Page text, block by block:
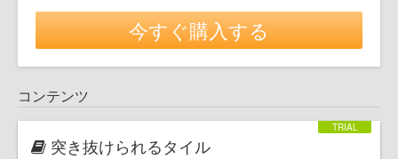
今すぐ購入する
コンテンツ
突き抜けられるタイル